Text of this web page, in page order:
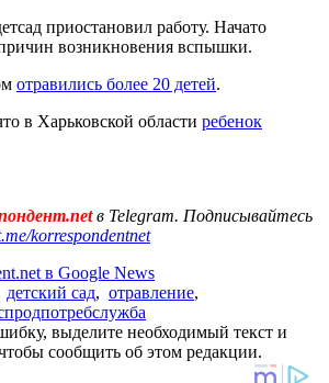
приостановил работу. Начато
возникновения вспышки.
отравились более 20 детей.
в Харьковской области ребенок
в Telegram. Подписывайтесь
korrespondentnet
в Google News
детский сад, отравление,
выделите необходимый текст и
сообщить об этом редакции.